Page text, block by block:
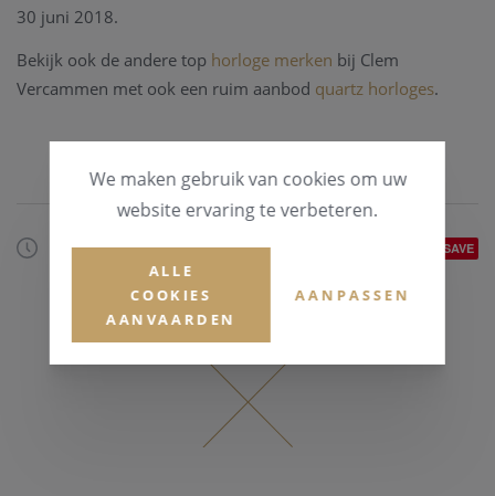
30 juni 2018.
Bekijk ook de andere top horloge merken bij Clem
Vercammen met ook een ruim aanbod quartz horloges.
19/05/2018 SAVE
We maken gebruik van cookies om uw
website ervaring te verbeteren.
ALLE
COOKIES
AANVAARDEN
AANPASSEN